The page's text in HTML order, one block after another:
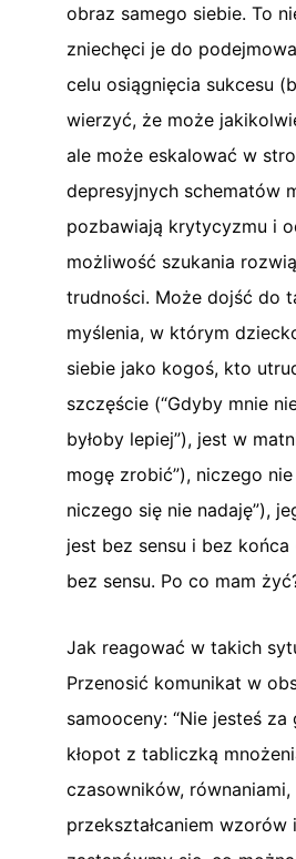
obraz samego siebie. To
zniechęci je do
celu osiągnięcia sukcesu
wierzyć, że może
ale może eskalować w
depresyjnych schematów
pozbawiają krytycyzmu i
możliwość szukania
trudności. Może dojść do
myślenia, w którym
siebie jako kogoś, kto
szczęście (“Gdyby mnie
byłoby lepiej”), jest w
mogę zrobić”), niczego
niczego się nie nadaję”),
jest bez sensu i bez końca
bez sensu. Po co mam
Jak reagować w takich
Przenosić komunikat w
samooceny: “Nie jesteś za
kłopot z tabliczką
czasowników, równaniami,
przekształcaniem wzorów